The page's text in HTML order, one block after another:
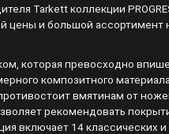
Tarkett коллекции
цены и большой ассортимент
которая превосходно
композитного материала
вмятинам от
рекомендовать
включает 14 классических